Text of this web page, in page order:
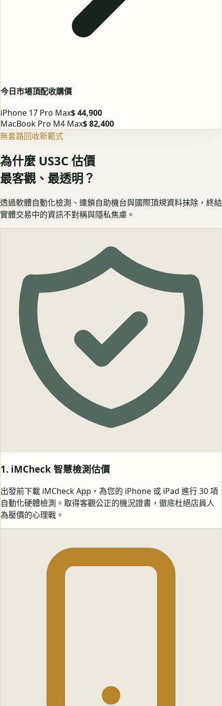
今日市場頂配收購價
iPhone 17 Pro Max$ 44,900
MacBook Pro M4 Max$ 82,400
無套路回收新範式
為什麼 US3C 估價
最客觀、最透明？
透過軟體自動化檢測、連鎖自助機台與國際頂規資料抹除，終結
實體交易中的資訊不對稱與隱私焦慮。
1. iMCheck 智慧檢測估價
出發前下載 iMCheck App，為您的 iPhone 或 iPad 進行 30 項
自動化硬體檢測。取得客觀公正的機況證書，徹底杜絕店員人
為壓價的心理戰。